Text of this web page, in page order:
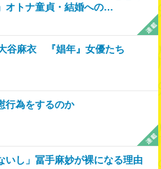
オトナ童貞・結婚への…
谷麻衣 『娼年』女優たち
為をするのか
いし」冨手麻妙が裸になる理由